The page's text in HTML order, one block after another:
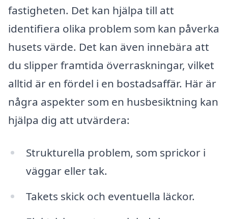
fastigheten. Det kan hjälpa till att
identifiera olika problem som kan påverka
husets värde. Det kan även innebära att
du slipper framtida överraskningar, vilket
alltid är en fördel i en bostadsaffär. Här är
några aspekter som en husbesiktning kan
hjälpa dig att utvärdera:
Strukturella problem, som sprickor i
väggar eller tak.
Takets skick och eventuella läckor.